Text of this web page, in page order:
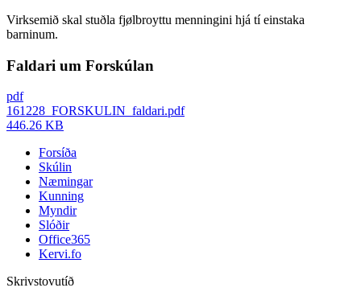
Virksemið skal stuðla fjølbroyttu menningini hjá tí einstaka
barninum.
Faldari um Forskúlan
pdf
161228_FORSKULIN_faldari.pdf
446.26 KB
Forsíða
Skúlin
Næmingar
Kunning
Myndir
Slóðir
Office365
Kervi.fo
Skrivstovutíð